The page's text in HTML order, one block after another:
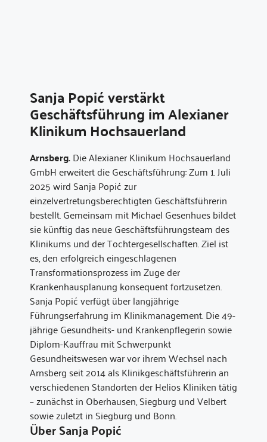
Sanja Popić verstärkt
Geschäftsführung im Alexianer
Klinikum Hochsauerland
Arnsberg.Die Alexianer Klinikum Hochsauerland
GmbH erweitert die Geschäftsführung: Zum 1. Juli
2025 wird Sanja Popić zur
einzelvertretungsberechtigten Geschäftsführerin
bestellt. Gemeinsam mit Michael Gesenhues bildet
sie künftig das neue Geschäftsführungsteam des
Klinikums und der Tochtergesellschaften. Ziel ist
es, den erfolgreich eingeschlagenen
Transformationsprozess im Zuge der
Krankenhausplanung konsequent fortzusetzen.
Sanja Popić verfügt über langjährige
Führungserfahrung im Klinikmanagement. Die 49-
jährige Gesundheits- und Krankenpflegerin sowie
Diplom-Kauffrau mit Schwerpunkt
Gesundheitswesen war vor ihrem Wechsel nach
Arnsberg seit 2014 als Klinikgeschäftsführerin an
verschiedenen Standorten der Helios Kliniken tätig
– zunächst in Oberhausen, Siegburg und Velbert
sowie zuletzt in Siegburg und Bonn.
Über Sanja Popić